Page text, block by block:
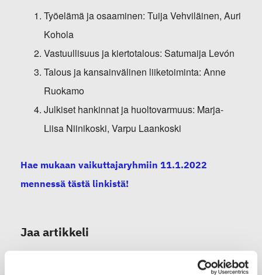
Työelämä ja osaaminen: Tuija Vehviläinen, Auri
Kohola
Vastuullisuus ja kiertotalous: Satumaija Levón
Talous ja kansainvälinen liiketoiminta: Anne
Ruokamo
Julkiset hankinnat ja huoltovarmuus: Marja-
Liisa Niinikoski, Varpu Laankoski
Hae mukaan vaikuttajaryhmiin 11.1.2022
mennessä tästä linkistä!
Jaa artikkeli